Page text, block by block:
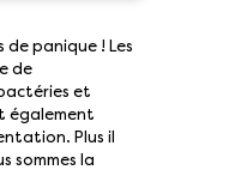
de panique ! Les
de
et
également
Plus il
sommes la